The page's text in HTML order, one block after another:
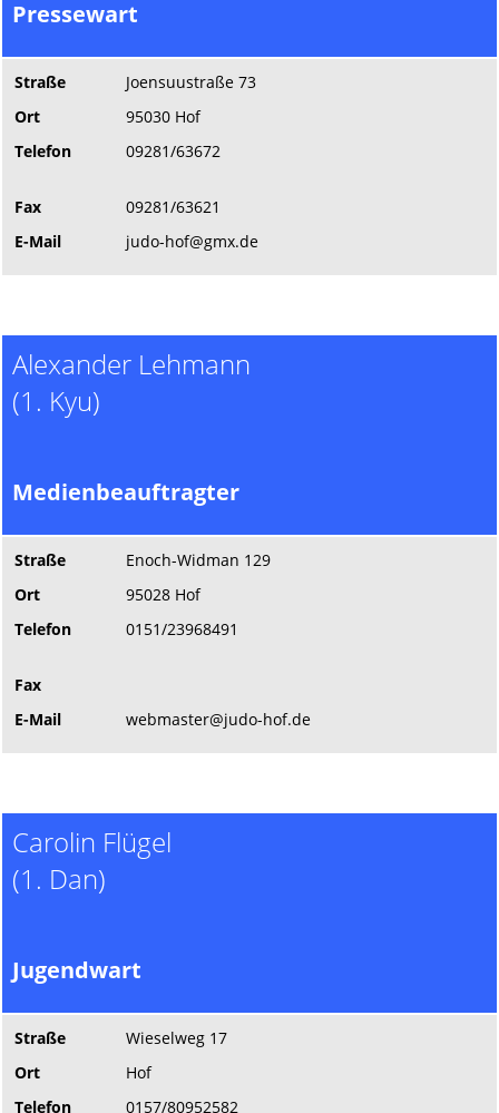
Pressewart
Straße
Joensuustraße 73
Ort
95030 Hof
Telefon
09281/63672
Fax
09281/63621
E-Mail
judo-hof@gmx.de
Alexander Lehmann
(1. Kyu)
Medienbeauftragter
Straße
Enoch-Widman 129
Ort
95028 Hof
Telefon
0151/23968491
Fax
E-Mail
webmaster@judo-hof.de
Carolin Flügel
(1. Dan)
Jugendwart
Straße
Wieselweg 17
Ort
Hof
Telefon
0157/80952582